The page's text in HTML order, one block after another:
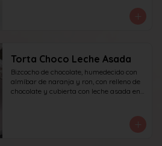
Torta Choco Leche Asada
Bizcocho de chocolate, humedecido con
almíbar de naranja y ron, con relleno de
chocolate y cubierta con leche asada en